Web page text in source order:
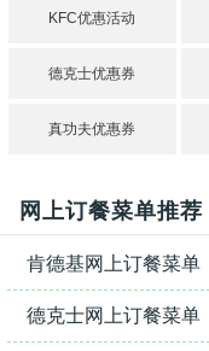
KFC优惠活动
德克士优惠券
真功夫优惠券
网上订餐菜单推荐
肯德基网上订餐菜单
德克士网上订餐菜单